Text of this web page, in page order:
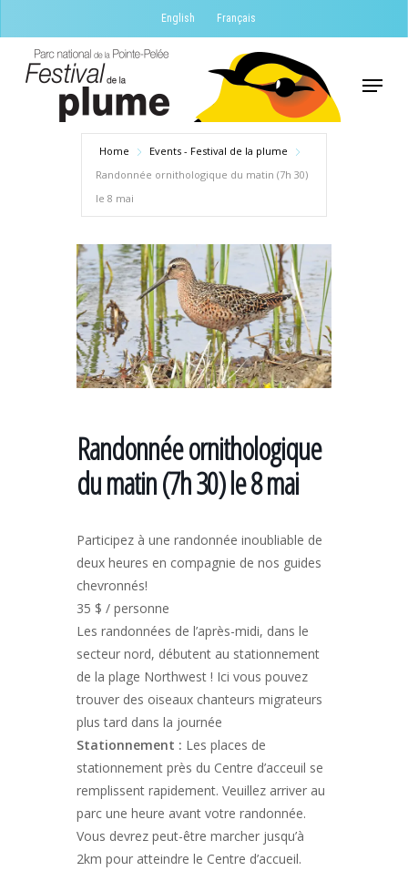
to
content
English Français
Menu
Home
Events - Festival de la plume
Randonnée ornithologique du matin (7h 30)
le 8 mai
Randonnée ornithologique
du matin (7h 30) le 8 mai
Participez à une randonnée inoubliable de
deux heures en compagnie de nos guides
chevronnés!
35 $ / personne
Les randonnées de l’après-midi, dans le
secteur nord, débutent au stationnement
de la plage Northwest ! Ici vous pouvez
trouver des oiseaux chanteurs migrateurs
plus tard dans la journée
Stationnement : Les places de
stationnement près du Centre d’acceuil se
remplissent rapidement. Veuillez arriver au
parc une heure avant votre randonnée.
Vous devrez peut-être marcher jusqu’à
2km pour atteindre le Centre d’accueil.
Menu